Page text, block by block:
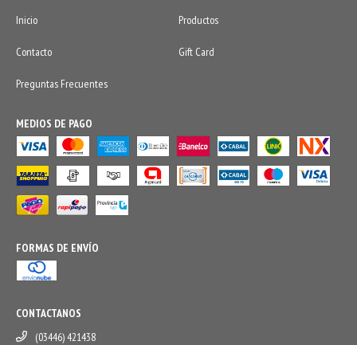
Inicio
Productos
Contacto Gift Card
Preguntas Frecuentes
MEDIOS DE PAGO
FORMAS DE ENVÍO
CONTACTANOS
(03446) 421438